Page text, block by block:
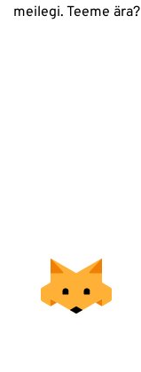
meilegi. Teeme ära?